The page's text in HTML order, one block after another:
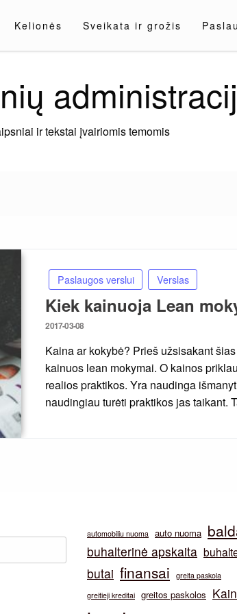
Kelionės Sveikata ir grožis
ir tekstai įvairiomis temomis
Paslaugos verslui Verslas
Kiek kainuoja Lean
Posted
2017-03-08
Kaina ar kokybė? Prieš užsisakant
kainuos lean mokymai. O kainos
realios praktikos. Yra naudinga
naudingiau turėti praktikos jas taikant.
automobiliu nuoma auto nuoma
buhalterinė apskaita
butai finansai
greita paskola
greitieji kreditai greitos paskolos